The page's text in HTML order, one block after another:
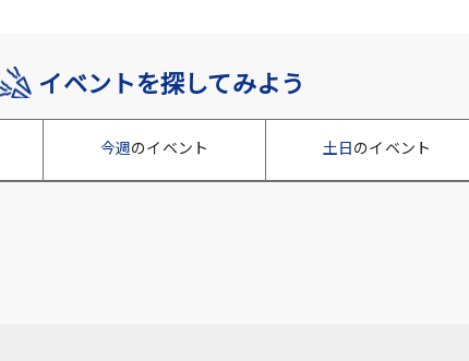
イベントを探してみよう
今週のイベント 土日のイベント